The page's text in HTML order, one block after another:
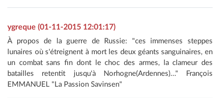
ygreque (01-11-2015 12:01:17)
À propos de la guerre de Russie: "ces immenses steppes
lunaires où s'étreignent à mort les deux géants sanguinaires, en
un combat sans fin dont le choc des armes, la clameur des
batailles retentit jusqu'à Norhogne(Ardennes)..." François
EMMANUEL "La Passion Savinsen"